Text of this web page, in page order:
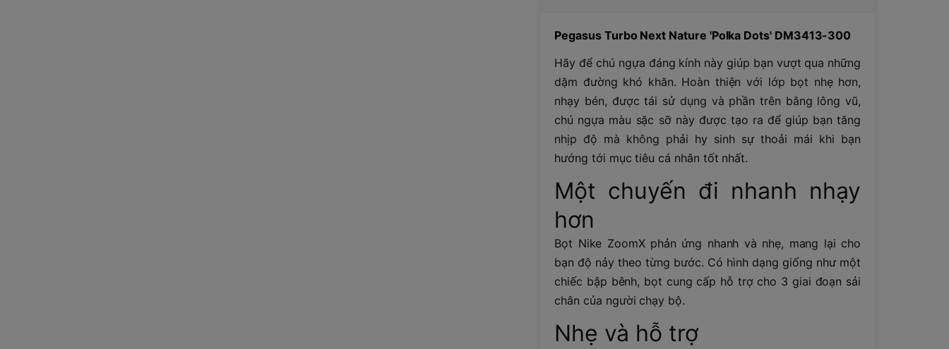
Pegasus Turbo Next Nature 'Polka Dots' DM3413-300
Hãy để chú ngựa đáng kính này giúp bạn vượt qua những
dặm đường khó khăn. Hoàn thiện với lớp bọt nhẹ hơn,
nhạy bén, được tái sử dụng và phần trên bằng lông vũ,
chú ngựa màu sặc sỡ này được tạo ra để giúp bạn tăng
nhịp độ mà không phải hy sinh sự thoải mái khi bạn
hướng tới mục tiêu cá nhân tốt nhất.
Một chuyến đi nhanh nhạy
hơn
Bọt Nike ZoomX phản ứng nhanh và nhẹ, mang lại cho
bạn độ nảy theo từng bước. Có hình dạng giống như một
chiếc bập bênh, bọt cung cấp hỗ trợ cho 3 giai đoạn sải
chân của người chạy bộ.
Nhẹ và hỗ trợ